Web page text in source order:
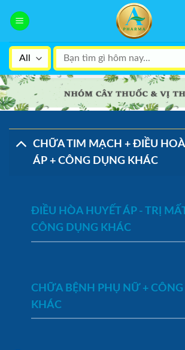
Search
for:
CHỮA TIM MẠCH + ĐIỀU
ÁP + CÔNG DỤNG KHÁC
ĐIỀU HÒA HUYẾT ÁP - TRỊ
CÔNG DỤNG KHÁC
CHỮA BỆNH PHỤ NỮ +
KHÁC